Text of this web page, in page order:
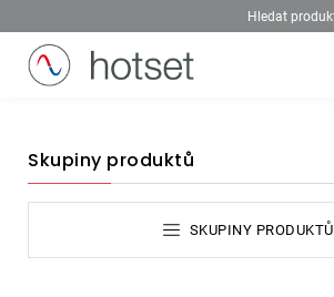
Skupiny produktů
SKUPINY PRODUKTŮ